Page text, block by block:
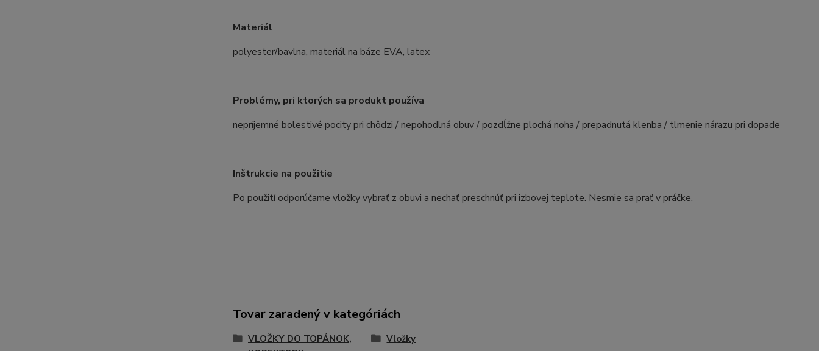
Materiál
polyester/bavlna, materiál na báze EVA, latex
Problémy, pri ktorých sa produkt používa
nepríjemné bolestivé pocity pri chôdzi / nepohodlná obuv / pozdĺžne plochá noha / prepadnutá klenba / tlmenie nárazu pri dopade
Inštrukcie na použitie
Po použití odporúčame vložky vybrať z obuvi a nechať preschnúť pri izbovej teplote. Nesmie sa prať v práčke.
Tovar zaradený v kategóriách
VLOŽKY DO TOPÁNOK,
Vložky